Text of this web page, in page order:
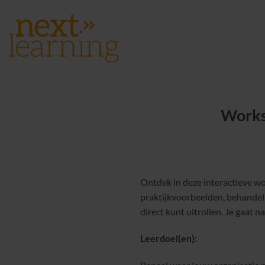
naar
inhoud
Ontdek in deze interactieve
praktijkvoorbeelden,
direct kunt uitrollen. Je gaat
Leerdoel(en):